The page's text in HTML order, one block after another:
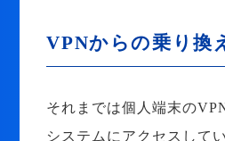
VPNからの乗り換
それまでは個人端末の
システムにアクセスして